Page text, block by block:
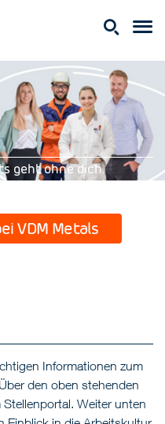
geht ohne dich.
VDM Metals
Informationen zum
den oben stehenden
Weiter unten